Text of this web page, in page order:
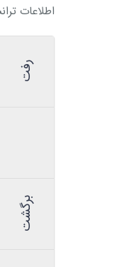
اطلاعات
رفت
برگشت